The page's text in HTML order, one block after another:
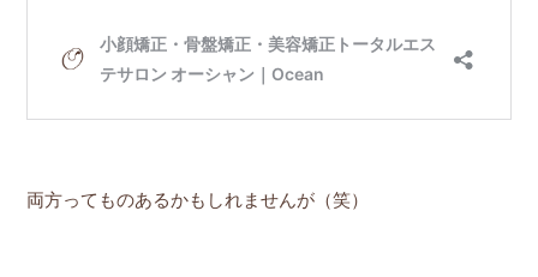
両方ってものあるかもしれませんが（笑）